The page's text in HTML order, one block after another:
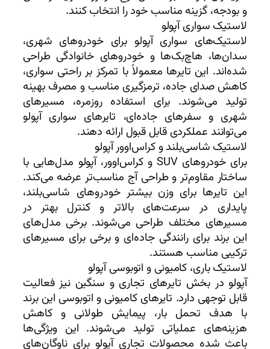
و بودجه، گزینه مناسب خود را انتخاب کنند.
لاستیک سواری آپولو
لاستیک‌های سواری آپولو برای خودروهای شهری،
سدان‌ها، هاچ‌بک‌ها و خودروهای خانوادگی طراحی
شده‌اند. این تایرها معمولاً با تمرکز بر راحتی سواری،
کاهش صدای جاده، ترمزگیری مناسب و مصرف بهینه
تولید می‌شوند. برای استفاده روزمره، مسیرهای
شهری و سفرهای جاده‌ای، تایرهای سواری آپولو
می‌توانند عملکردی قابل قبول ارائه دهند.
لاستیک شاسی‌بلند و کراس‌اوور آپولو
برای خودروهای SUV و کراس‌اوور، آپولو مدل‌هایی با
ساختار مقاوم‌تر و طراحی آج مناسب‌تر عرضه می‌کند.
این تایرها برای وزن بیشتر خودروهای شاسی‌بلند،
پایداری در سرعت‌های بالاتر و کنترل بهتر در
مسیرهای مختلف طراحی می‌شوند. برخی مدل‌های
این برند برای رانندگی جاده‌ای و برخی برای مسیرهای
ترکیبی مناسب هستند.
لاستیک باری، کامیونی و اتوبوسی آپولو
آپولو در بخش تایرهای تجاری و سنگین نیز فعالیت
قابل توجهی دارد. تایرهای کامیونی و اتوبوسی این برند
با هدف تحمل بار، پیمایش طولانی و کاهش
هزینه‌های عملیاتی تولید می‌شوند. این ویژگی‌ها
باعث شده محصولات تجاری آپولو برای ناوگان‌های